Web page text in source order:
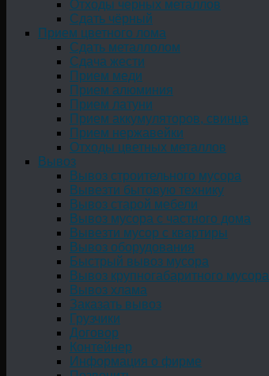
Отходы черных металлов
Сдать чёрный
Прием цветного лома
Сдать металлолом
Сдача жести
Прием меди
Прием алюминия
Прием латуни
Прием аккумуляторов, свинца
Прием нержавейки
Отходы цветных металлов
Вывоз
Вывоз строительного мусора
Вывезти бытовую технику
Вывоз старой мебели
Вывоз мусора с частного дома
Вывезти мусор с квартиры
Вывоз оборудования
Быстрый вывоз мусора
Вывоз крупногабаритного мусора
Вывоз хлама
Заказать вывоз
Грузчики
Договор
Контейнер
Информация о фирме